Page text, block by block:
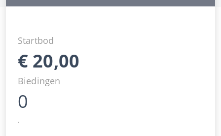
Startbod
€ 20,00
Biedingen
0
.